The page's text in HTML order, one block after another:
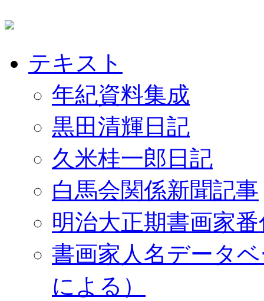
テキスト
年紀資料集成
黒田清輝日記
久米桂一郎日記
白馬会関係新聞記事
明治大正期書画家
書画家人名データ
による）